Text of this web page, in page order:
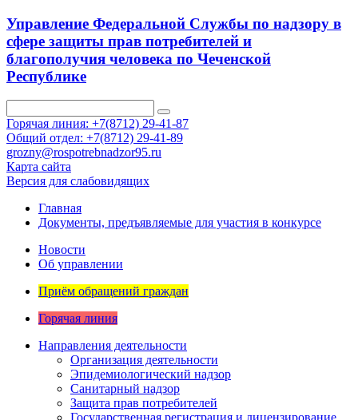
Управление Федеральной Службы по надзору в
сфере защиты прав потребителей и
благополучия человека по Чеченской
Республике
Горячая линия: +7(8712) 29-41-87
Общий отдел: +7(8712) 29-41-89
grozny@rospotrebnadzor95.ru
Карта сайта
Версия для слабовидящих
Главная
Документы, предъявляемые для участия в конкурсе
Новости
Об управлении
Приём обращений граждан
Горячая линия
Направления деятельности
Организация деятельности
Эпидемиологический надзор
Санитарный надзор
Защита прав потребителей